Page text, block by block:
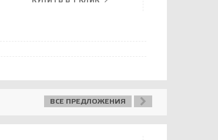
ВСЕ ПРЕДЛОЖЕНИЯ